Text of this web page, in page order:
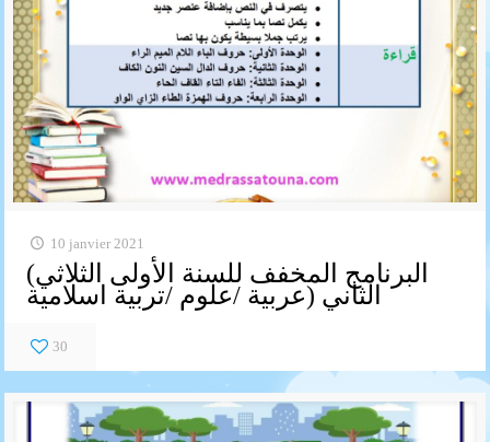
10 janvier 2021
(البرنامج المخفف للسنة الأولى الثلاثي
الثاني (عربية /علوم /تربية اسلامية
30